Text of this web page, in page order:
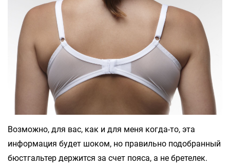
Возможно, для вас, как и для меня когда-то, эта
информация будет шоком, но правильно подобранный
бюстгальтер держится за счет пояса, а не бретелек.